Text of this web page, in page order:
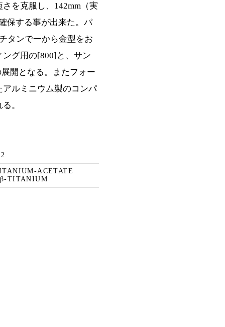
を克服し、142mm（実
保する事が出来た。パ
タンで一から金型をお
グ用の[800]と、サン
開となる。またフォー
ルミニウム製のコンパ
。
ACETATE
TITANIUM